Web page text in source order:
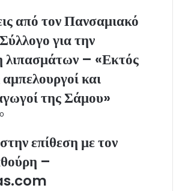
από τον Πανσαμιακό
για την
λιπασμάτων – «Εκτός
και
της Σάμου»
επίθεση με τον
–